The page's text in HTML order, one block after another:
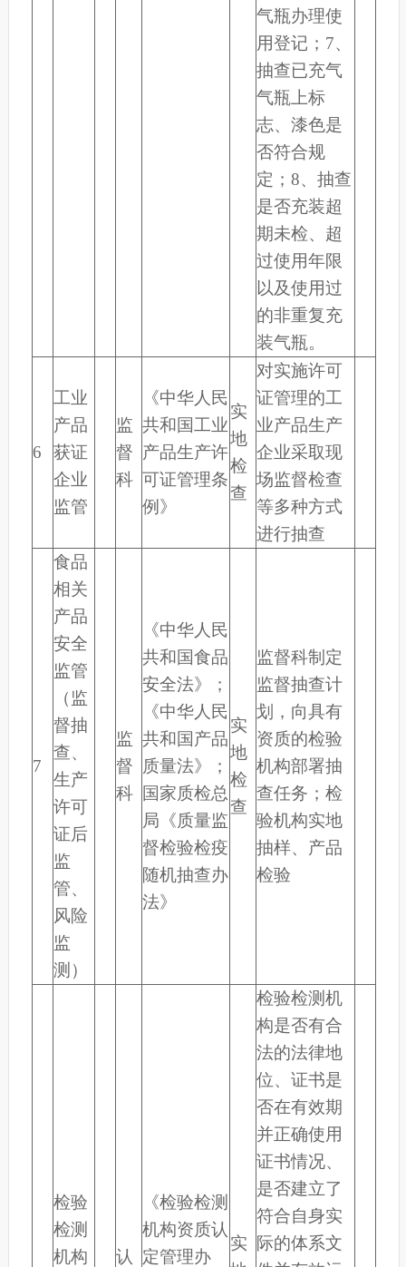
气瓶办理使
用登记；7、
抽查已充气
气瓶上标
志、漆色是
否符合规
定；8、抽查
是否充装超
期未检、超
过使用年限
以及使用过
的非重复充
装气瓶。
6
工业
产品
获证
企业
监管
监
督
科
《中华人民
共和国工业
产品生产许
可证管理条
例》
实
地
检
查
对实施许可
证管理的工
业产品生产
企业采取现
场监督检查
等多种方式
进行抽查
7
食品
相关
产品
安全
监管
（监
督抽
查、
生产
许可
证后
监
管、
风险
监
测）
监
督
科
《中华人民
共和国食品
安全法》；
《中华人民
共和国产品
质量法》；
国家质检总
局《质量监
督检验检疫
随机抽查办
法》
实
地
检
查
监督科制定
监督抽查计
划，向具有
资质的检验
机构部署抽
查任务；检
验机构实地
抽样、产品
检验
检验
检测
机构
认
《检验检测
机构资质认
定管理办
实
检验检测机
构是否有合
法的法律地
位、证书是
否在有效期
并正确使用
证书情况、
是否建立了
符合自身实
际的体系文